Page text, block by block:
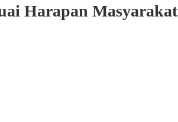
Harapan Masyarakat